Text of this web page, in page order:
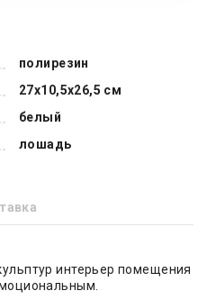
полирезин
27х10,5х26,5 см
белый
лошадь
интерьер помещения